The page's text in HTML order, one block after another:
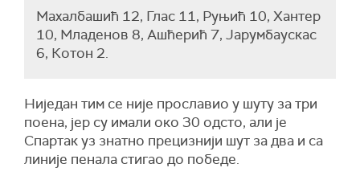
Махалбашић 12, Глас 11, Руњић 10, Хантер
10, Младенов 8, Ашћерић 7, Јарумбаускас
6, Котон 2.
Ниједан тим се није прославио у шуту за три
поена, јер су имали око 30 одсто, али је
Спартак уз знатно прецизнији шут за два и са
линије пенала стигао до победе.